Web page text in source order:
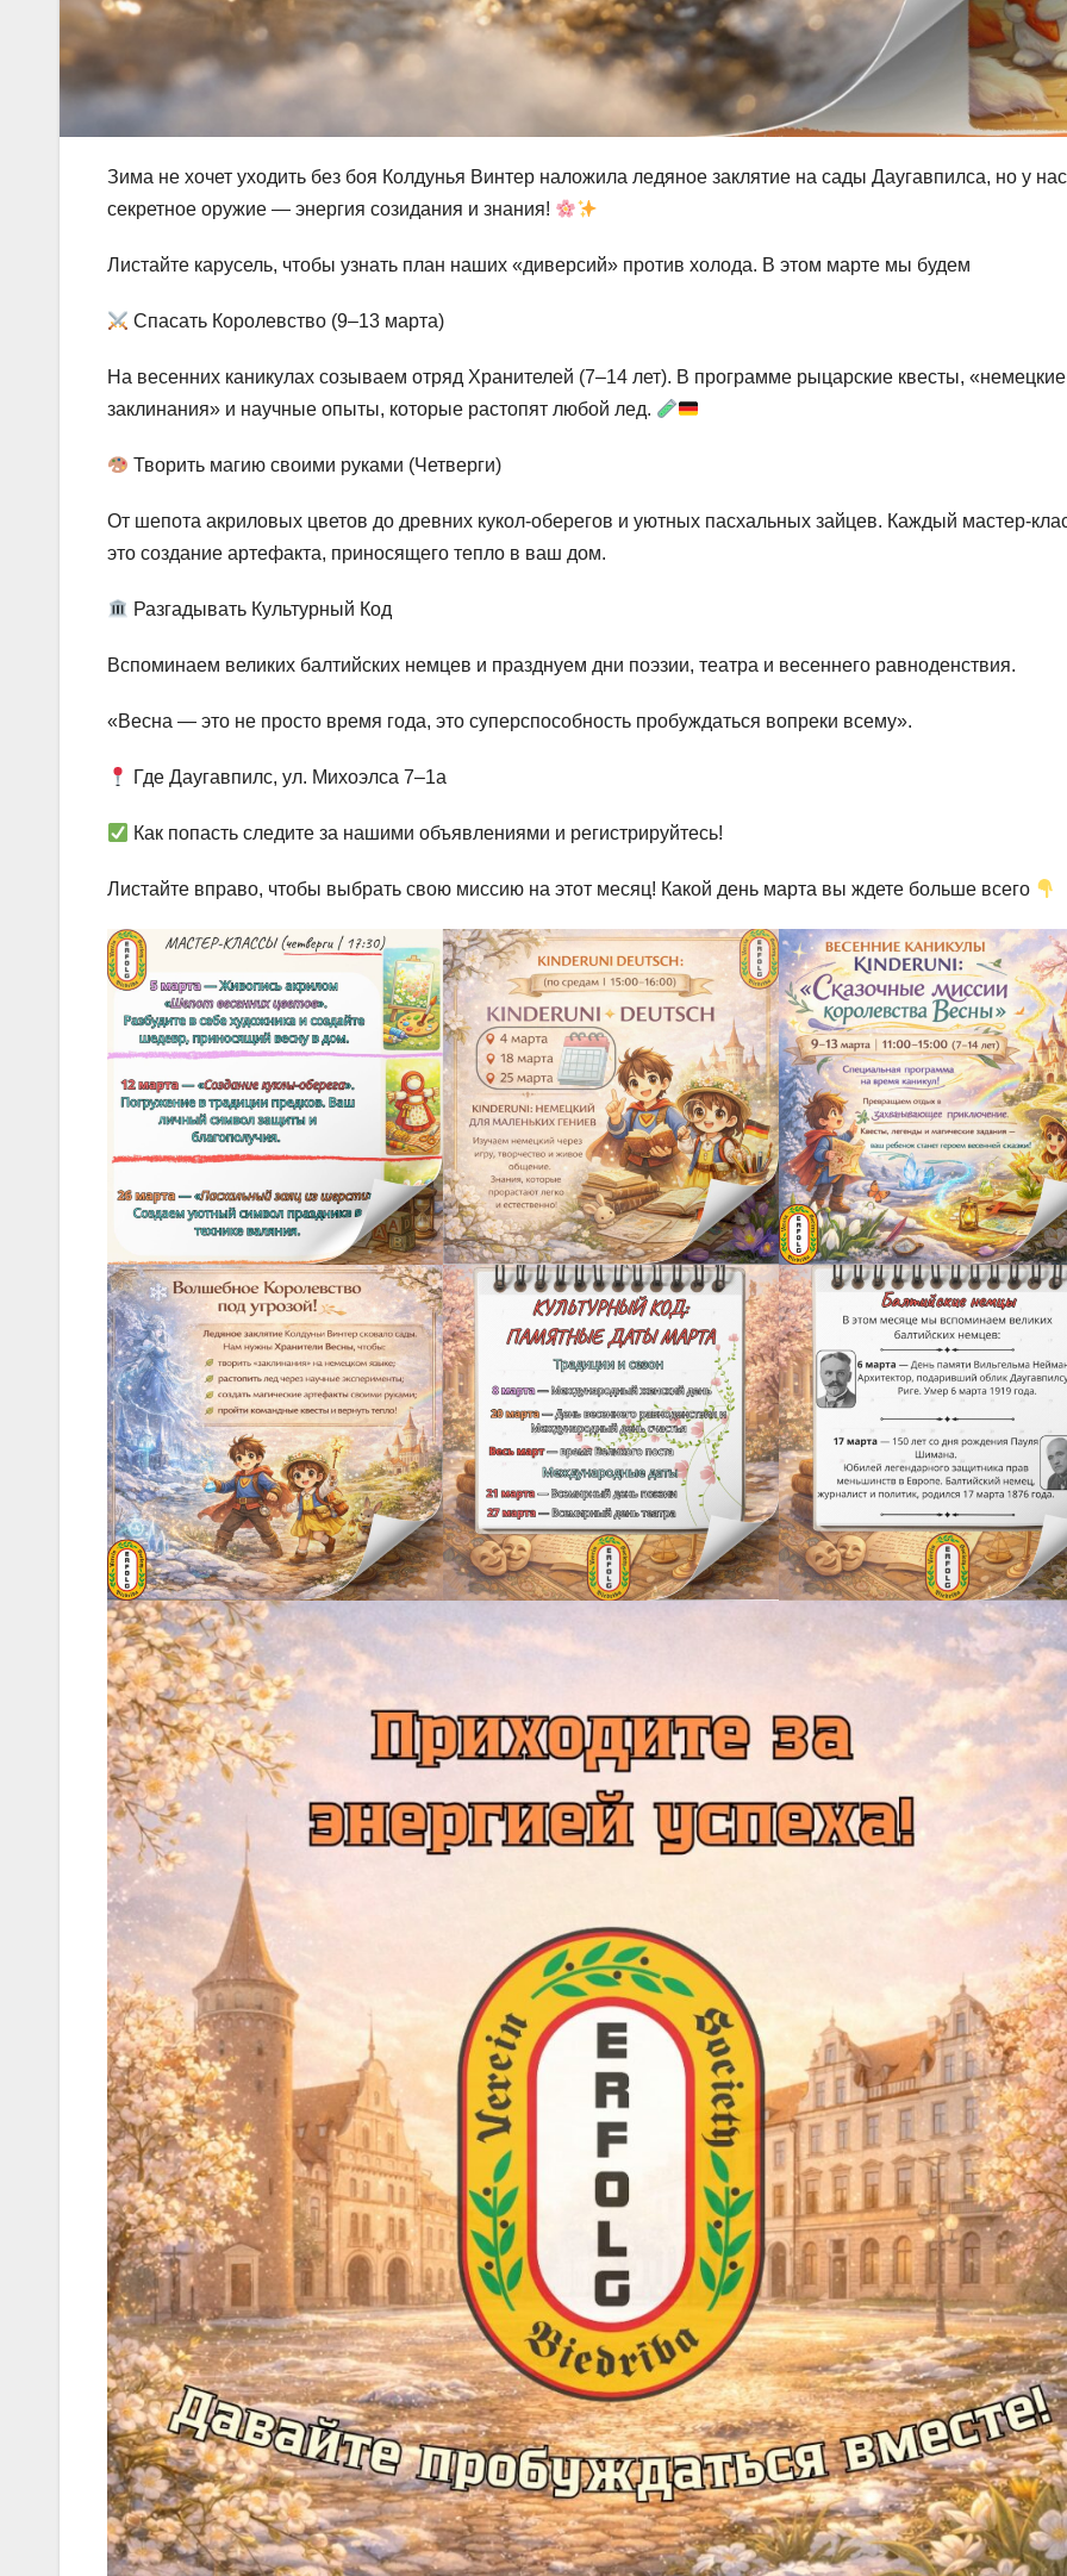
Зима не хочет уходить без боя Колдунья Винтер наложила ледяное заклятие на сады Даугавпилса, но у
секретное оружие — энергия созидания и знания!
Листайте карусель, чтобы узнать план наших «диверсий» против холода. В этом марте мы будем
Спасать Королевство (9–13 марта)
На весенних каникулах созываем отряд Хранителей (7–14 лет). В программе рыцарские квесты, «немецкие
заклинания» и научные опыты, которые растопят любой лед.
Творить магию своими руками (Четверги)
От шепота акриловых цветов до древних кукол-оберегов и уютных пасхальных зайцев. Каждый мастер-
это создание артефакта, приносящего тепло в ваш дом.
Разгадывать Культурный Код
Вспоминаем великих балтийских немцев и празднуем дни поэзии, театра и весеннего равноденствия.
«Весна — это не просто время года, это суперспособность пробуждаться вопреки всему».
Где Даугавпилс, ул. Михоэлса 7–1a
Как попасть следите за нашими объявлениями и регистрируйтесь!
Листайте вправо, чтобы выбрать свою миссию на этот месяц! Какой день марта вы ждете больше всего